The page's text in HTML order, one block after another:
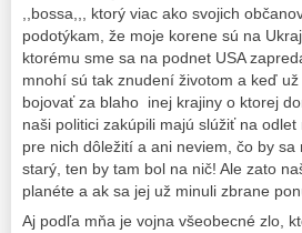
,,bossa,,, ktorý viac ako svojich
podotýkam, že moje korene sú na
ktorému sme sa na podnet USA
mnohí sú tak znudení životom a keď
bojovať za blaho inej krajiny o ktorej
naši politici zakúpili majú slúžiť na
pre nich dôležití a ani neviem, čo by
starý, ten by tam bol na nič! Ale zato
planéte a ak sa jej už minuli zbrane
Aj podľa mňa je vojna všeobecné zlo,